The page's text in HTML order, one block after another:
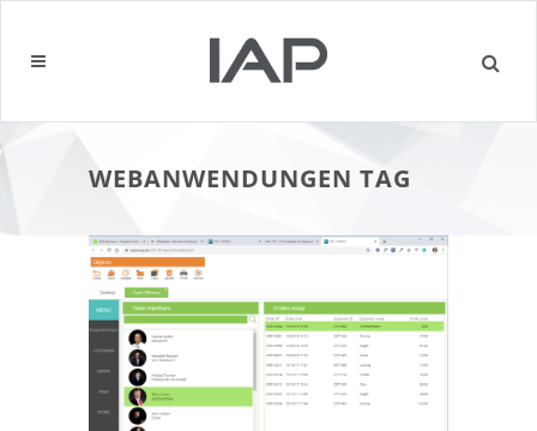
WEBANWENDUNGEN TAG